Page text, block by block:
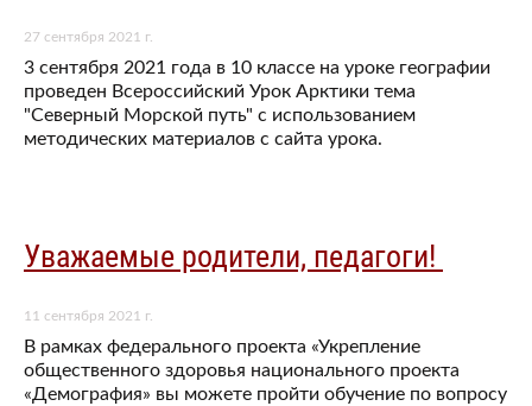
27 сентября 2021 г.
3 сентября 2021 года в 10 классе на уроке географии
проведен Всероссийский Урок Арктики тема
"Северный Морской путь" с использованием
методических материалов с сайта урока.
Уважаемые родители, педагоги! ​
11 сентября 2021 г.
В рамках федерального проекта «Укрепление
общественного здоровья национального проекта
«Демография» вы можете пройти обучение по вопросу